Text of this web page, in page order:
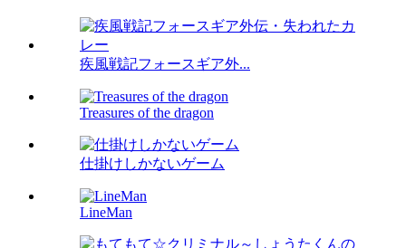
疾風戦記フォースギア外...
Treasures of the dragon
仕掛けしかないゲーム
LineMan